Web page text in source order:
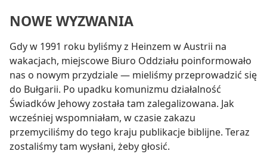
NOWE WYZWANIA
Gdy w 1991 roku byliśmy z Heinzem w Austrii na
wakacjach, miejscowe Biuro Oddziału poinformowało
nas o nowym przydziale — mieliśmy przeprowadzić się
do Bułgarii. Po upadku komunizmu działalność
Świadków Jehowy została tam zalegalizowana. Jak
wcześniej wspomniałam, w czasie zakazu
przemyciliśmy do tego kraju publikacje biblijne. Teraz
zostaliśmy tam wysłani, żeby głosić.